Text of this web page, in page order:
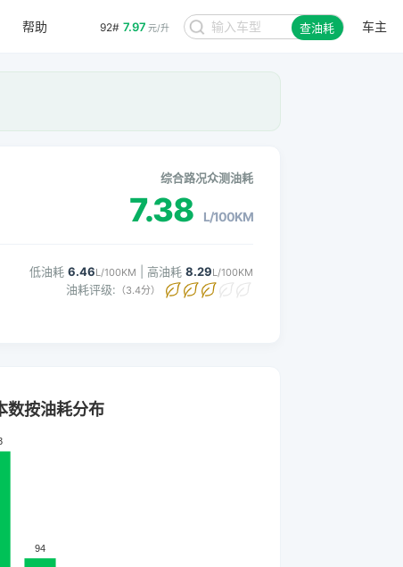
92# 7.97 元/升 查油耗 车主
帮助
综合路况众测油耗
7.38 L/100KM
低油耗 6.46L/100KM | 高油耗 8.29L/100KM
油耗评级: （3.4分）